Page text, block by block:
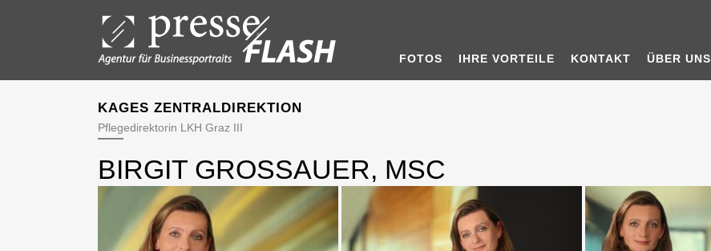
FOTOS IHRE VORTEILE KONTAKT ÜBER UNS
KAGES ZENTRALDIREKTION
Pflegedirektorin LKH Graz III
BIRGIT GROSSAUER, MSC